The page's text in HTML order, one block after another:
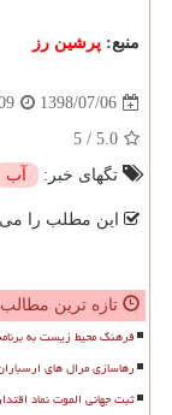
منبع: پرشین رز
1398/07/06
5.0
/
5
تگهای خبر:
آب
این مطلب را می
تازه ترین
فرهنگ محیط زیست به
رهاسازی مرال های
ثبت جهانی الموت نماد